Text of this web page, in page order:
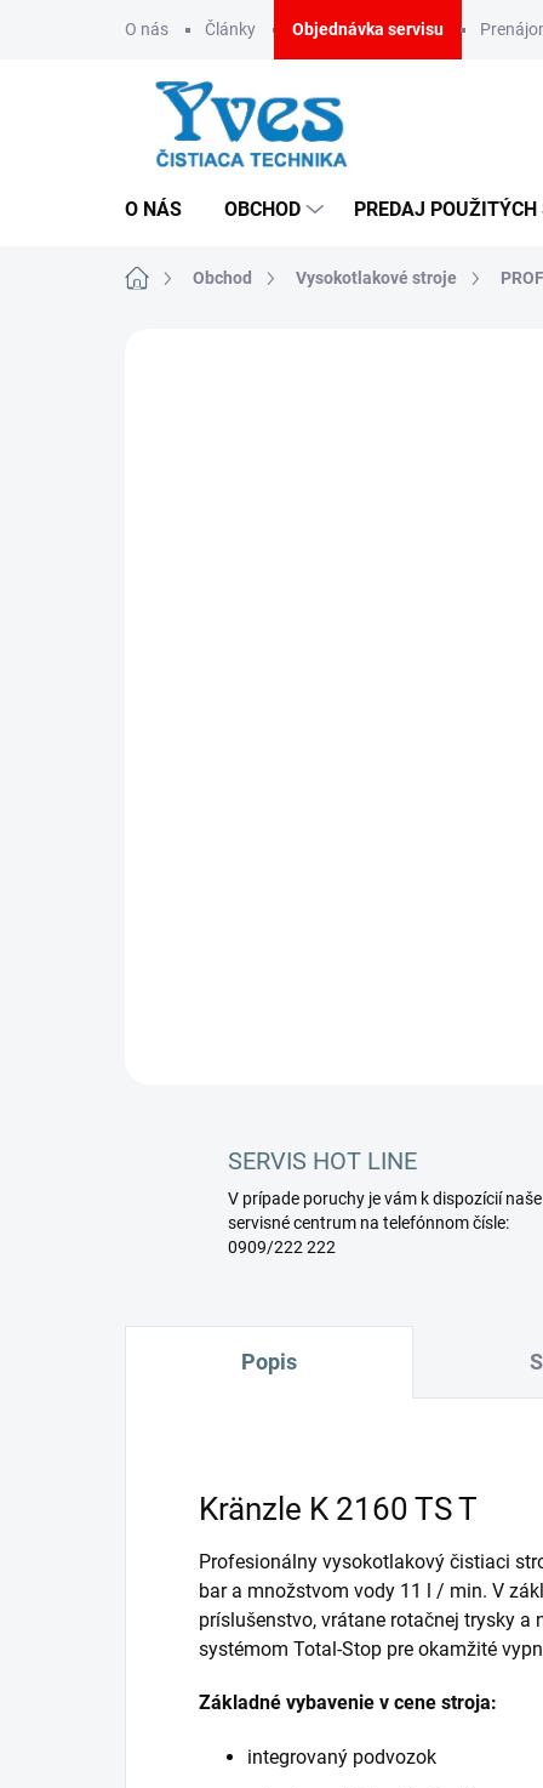
O nás Články Objednávka servisu
O NÁS OBCHOD PREDAJ POUŽITÝCH
DomovObchod Vysokotlakové stroje
SERVIS HOT LINE
V prípade poruchy je vám k dispozícií naše
servisné centrum na telefónnom čísle:
0909/222 222
Popis
Kränzle K 2160 TS T
Profesionálny vysokotlakový čistiaci
bar a množstvom vody 11 l / min. V
príslušenstvo, vrátane rotačnej trysky a
systémom Total-Stop pre okamžité
Základné vybavenie v cene stroja:
integrovaný podvozok